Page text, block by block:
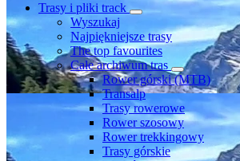
Trasy i pliki track
Wyszukaj
Najpiękniejsze trasy
The top favourites
Całe archiwum tras
Rower górski (MTB)
Transalp
Trasy rowerowe
Rower szosowy
Rower trekkingowy
Trasy górskie